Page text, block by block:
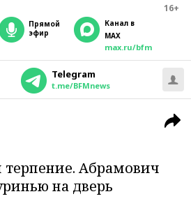
16+
прямой
эфир
Канал в
MAX
max.ru/bfm
Telegram
t.me/BFMnews
терпение. Абрамович
на дверь